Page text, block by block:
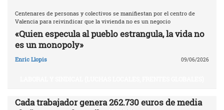
Centenares de personas y colectivos se manifiestan por el centro de
Valencia para reivindicar que la vivienda no es un negocio
«Quien especula al pueblo estrangula, la vida no
es un monopoly»
Enric Llopis 09/06/2026
Cada trabajador genera 262.730 euros de media